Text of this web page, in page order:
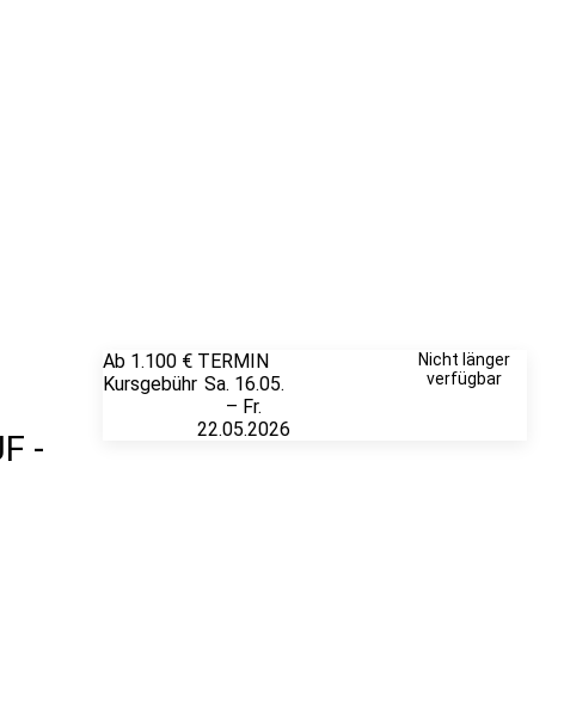
-
Ab 1.100 €
Kursgebühr
TERMIN
Sa. 16.05.
– Fr.
22.05.2026
Nicht länger
verfügbar